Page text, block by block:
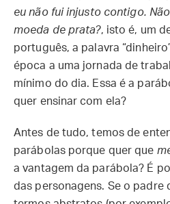
eu não fui injusto contigo.
moeda de prata?, isto é, um
português, a palavra
época a uma jornada de
mínimo do dia. Essa é a
quer ensinar com ela?
Antes de tudo, temos de
parábolas porque quer que
a vantagem da parábola? É
das personagens. Se o padre